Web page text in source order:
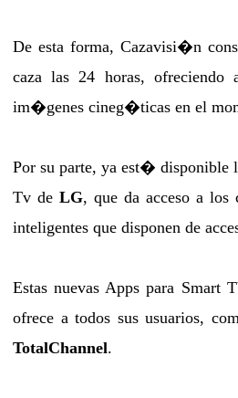
De esta forma, Cazavisi�n
caza las 24 horas,
im�genes cineg�ticas en el
Por su parte, ya est�
Tv de LG, que da acceso a los
inteligentes que disponen de
Estas nuevas Apps para
ofrece a todos sus usuarios,
TotalChannel.